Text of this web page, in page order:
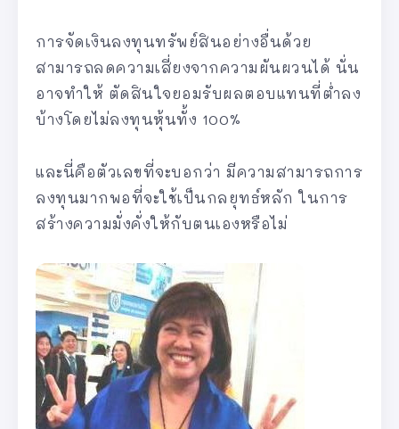
การจัดเงินลงทุนทรัพย์สินอย่างอื่นด้วย
สามารถลดความเสี่ยงจากความผันผวนได้ นั่น
อาจทำให้ ตัดสินใจยอมรับผลตอบแทนที่ต่ำลง
บ้างโดยไม่ลงทุนหุ้นทั้ง 100%
และนี่คือตัวเลขที่จะบอกว่า มีความสามารถการ
ลงทุนมากพอที่จะใช้เป็นกลยุทธ์หลัก ในการ
สร้างความมั่งคั่งให้กับตนเองหรือไม่